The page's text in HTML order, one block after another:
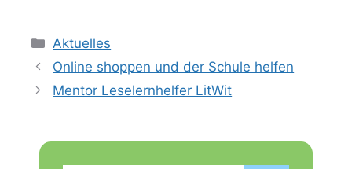
Kategorien
Aktuelles
Online shoppen und der Schule helfen
Mentor Leselernhelfer LitWit